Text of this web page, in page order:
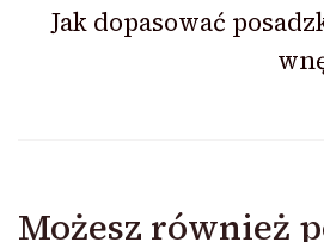
Jak dopasować
Możesz również